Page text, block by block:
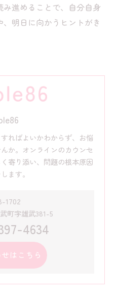
み進めることで、自分自身
明日に向かうヒントがき
ればよいかわからず、お悩
か。オンラインのカウンセ
寄り添い、問題の根本原因
ます。
1702
町字雄武381-5
4634
はこちら